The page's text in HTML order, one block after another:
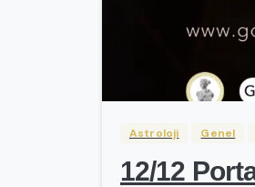
Astroloji Genel
12/12